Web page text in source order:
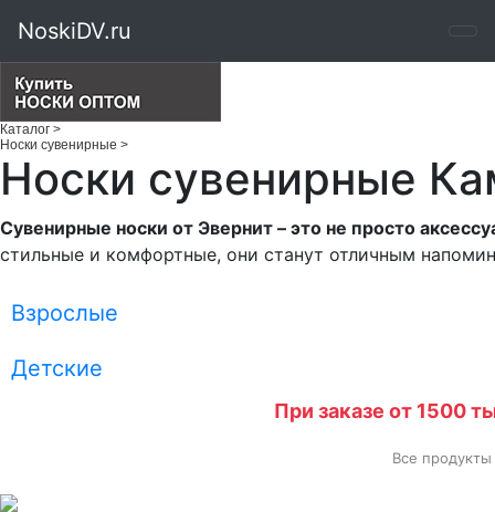
NoskiDV.ru
Каталог >
Носки сувенирные >
Носки сувенирные
Сувенирные носки от Эвернит – это не просто
стильные и комфортные, они станут отличным
Взрослые
Детские
При заказе от 1500
Все